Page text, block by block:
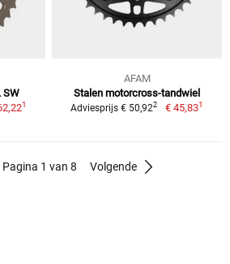
SW
1
AFAM
Stalen motorcross-tandwiel
Adviesprijs € 50,922 € 45,831
Pagina 1 van 8 Volgende